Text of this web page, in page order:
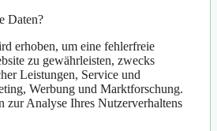
Daten?
erhoben, um eine fehlerfreie
zu gewährleisten, zwecks
Leistungen, Service und
Werbung und Marktforschung.
zur Analyse Ihres Nutzerverhaltens